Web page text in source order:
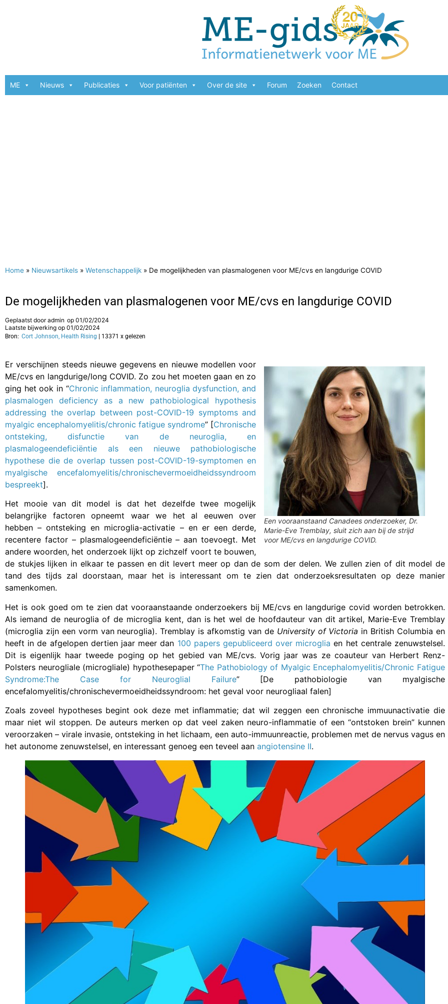
ME Nieuws Publicaties Voor patiënten Over de site Forum Zoeken Contact
Home » Nieuwsartikels » Wetenschappelijk » De mogelijkheden van plasmalogenen voor ME/cvs en langdurige COVID
De mogelijkheden van plasmalogenen voor ME/cvs en langdurige COVID
Geplaatst dooradmin op 01/02/2024
Laatste bijwerking op 01/02/2024
Bron: Cort Johnson, Health Rising | 13371 x gelezen
Een vooraanstaand Canadees onderzoeker, Dr.
Marie-Eve Tremblay, sluit zich aan bij de strijd
voor ME/cvs en langdurige COVID.
Er verschijnen steeds nieuwe gegevens en nieuwe modellen voor
ME/cvs en langdurige/long COVID. Zo zou het moeten gaan en zo
ging het ook in “Chronic inflammation, neuroglia dysfunction, and
plasmalogen deficiency as a new pathobiological hypothesis
addressing the overlap between post-COVID-19 symptoms and
myalgic encephalomyelitis/chronic fatigue syndrome” [Chronische
ontsteking, disfunctie van de neuroglia, en
plasmalogeendeficiëntie als een nieuwe pathobiologische
hypothese die de overlap tussen post-COVID-19-symptomen en
myalgische encefalomyelitis/chronischevermoeidheidssyndroom
bespreekt].
Het mooie van dit model is dat het dezelfde twee mogelijk
belangrijke factoren opneemt waar we het al eeuwen over
hebben – ontsteking en microglia-activatie – en er een derde,
recentere factor – plasmalogeendeficiëntie – aan toevoegt. Met
andere woorden, het onderzoek lijkt op zichzelf voort te bouwen,
de stukjes lijken in elkaar te passen en dit levert meer op dan de som der delen. We zullen zien of dit model de
tand des tijds zal doorstaan, maar het is interessant om te zien dat onderzoeksresultaten op deze manier
samenkomen.
Het is ook goed om te zien dat vooraanstaande onderzoekers bij ME/cvs en langdurige covid worden betrokken.
Als iemand de neuroglia of de microglia kent, dan is het wel de hoofdauteur van dit artikel, Marie-Eve Tremblay
(microglia zijn een vorm van neuroglia). Tremblay is afkomstig van de University of Victoria in British Columbia en
heeft in de afgelopen dertien jaar meer dan 100 papers gepubliceerd over microglia en het centrale zenuwstelsel.
Dit is eigenlijk haar tweede poging op het gebied van ME/cvs. Vorig jaar was ze coauteur van Herbert Renz-
Polsters neurogliale (microgliale) hypothesepaper “The Pathobiology of Myalgic Encephalomyelitis/Chronic Fatigue
Syndrome:The Case for Neuroglial Failure” [De pathobiologie van myalgische
encefalomyelitis/chronischevermoeidheidssyndroom: het geval voor neurogliaal falen]
Zoals zoveel hypotheses begint ook deze met inflammatie; dat wil zeggen een chronische immuunactivatie die
maar niet wil stoppen. De auteurs merken op dat veel zaken neuro-inflammatie of een “ontstoken brein” kunnen
veroorzaken – virale invasie, ontsteking in het lichaam, een auto-immuunreactie, problemen met de nervus vagus en
het autonome zenuwstelsel, en interessant genoeg een teveel aan angiotensine II.